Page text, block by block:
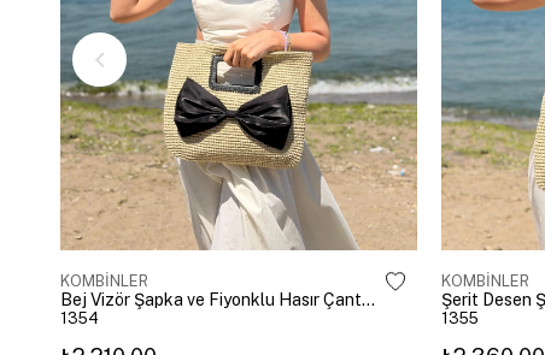
KOMBİNLER
Bej Vizör Şapka ve Fiyonklu Hasır Çanta Kombini
1354
KOMBİNLER
1355